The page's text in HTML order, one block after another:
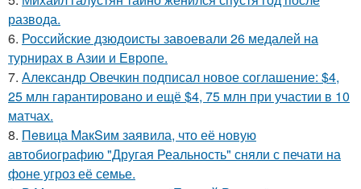
развода.
6. Российские дзюдоисты завоевали 26 медалей на
турнирах в Азии и Европе.
7. Александр Овечкин подписал новое соглашение: $4,
25 млн гарантировано и ещё $4, 75 млн при участии в 10
матчах.
8. Пeвица MакSим заявила, что её новую
автобиографию "Другая Реальность" сняли с печати на
фоне угроз её семье.